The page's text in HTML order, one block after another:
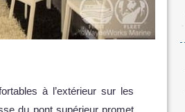
à l’extérieur sur les
du pont supérieur promet